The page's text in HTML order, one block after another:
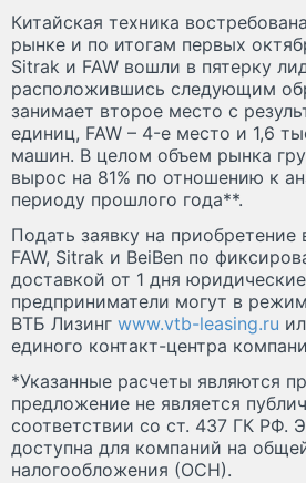
Китайская техника
рынке и по итогам первых
Sitrak и FAW вошли в пятерку
расположившись следующим
занимает второе место с
единиц, FAW – 4-е место и 1,6
машин. В целом объем рынка
вырос на 81% по отношению к
периоду прошлого года**.
Подать заявку на приобретение
FAW, Sitrak и BeiBen по
доставкой от 1 дня
предприниматели могут в
ВТБ Лизинг www.vtb-leasing.ru
единого контакт-центра
*Указанные расчеты являются
предложение не является
соответствии со ст. 437 ГК РФ.
доступна для компаний на
налогообложения (ОСН).